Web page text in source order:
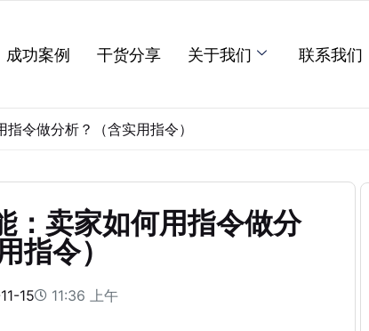
成功案例 干货分享 关于我们 联系我们
令做分析？（含实用指令）
：卖家如何用指令做分
指令）
15 11:36 上午